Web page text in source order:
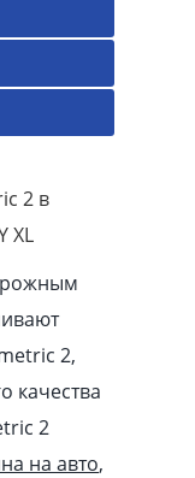
2 в
XL
2,
качества
2
на авто,